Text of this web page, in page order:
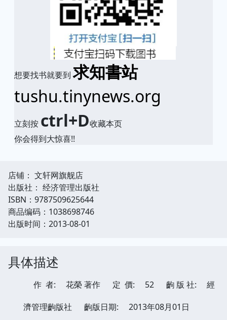
想要找书就要到求知書站
tushu.tinynews.org
立刻按 ctrl+D收藏本页
你会得到大惊喜!!
店铺： 文轩网旗舰店
出版社： 经济管理出版社
ISBN：9787509625644
商品编码：1038698746
出版时间：2013-08-01
具体描述
作 者: 花榮 著作 定 價: 52 齣 版 社:
經
濟管理齣版社
齣版日期: 2013年08月01日